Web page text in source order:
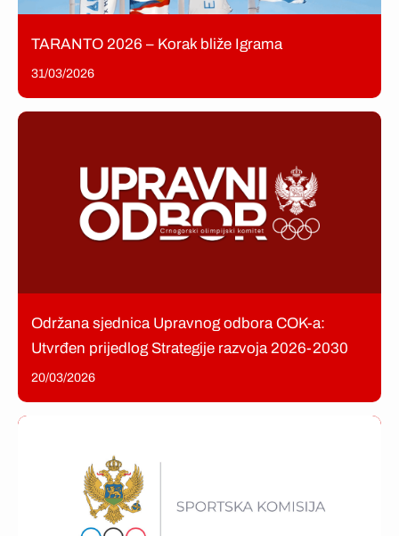
TARANTO 2026 – Korak bliže Igrama
31/03/2026
Održana sjednica Upravnog odbora COK-a:
Utvrđen prijedlog Strategije razvoja 2026-2030
20/03/2026